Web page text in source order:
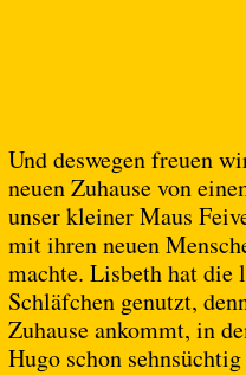
Und deswegen freuen
neuen Zuhause von
unser kleiner Maus
mit ihren neuen
machte. Lisbeth hat die
Schläfchen genutzt,
Zuhause ankommt, in
Hugo schon